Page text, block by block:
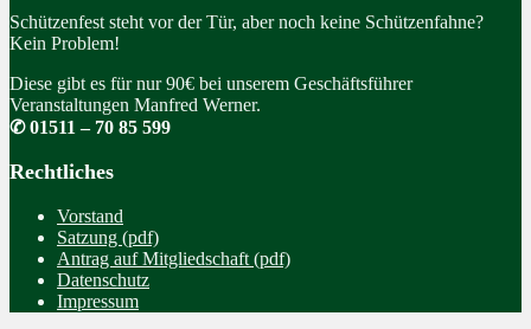
Schützenfest steht vor der Tür, aber noch keine Schützenfahne?
Kein Problem!
Diese gibt es für nur 90€ bei unserem Geschäftsführer
Veranstaltungen Manfred Werner.
✆ 01511 – 70 85 599
Rechtliches
Vorstand
Satzung (pdf)
Antrag auf Mitgliedschaft (pdf)
Datenschutz
Impressum